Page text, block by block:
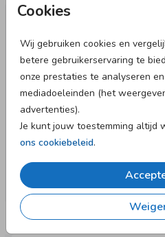
Cookies
Wij gebruiken cookies en
betere gebruikerservaring te
onze prestaties te analyseren
mediadoeleinden (het
advertenties).
Je kunt jouw toestemming altijd
ons cookiebeleid.
ADRESSTICKERS
Nog meer in deze stijl